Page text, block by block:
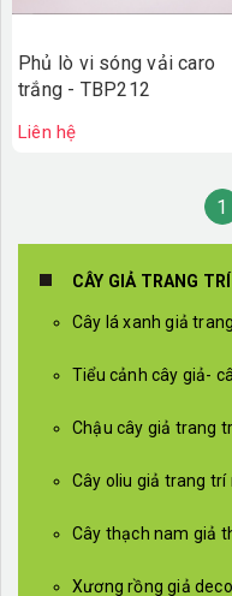
Phủ lò vi sóng vải caro
trắng - TBP212
Liên hệ
1
CÂY GIẢ TRANG TRÍ
Cây lá xanh giả
Tiểu cảnh cây giả-
Chậu cây giả trang
Cây oliu giả trang trí
Cây thạch nam giả
Xương rồng giả